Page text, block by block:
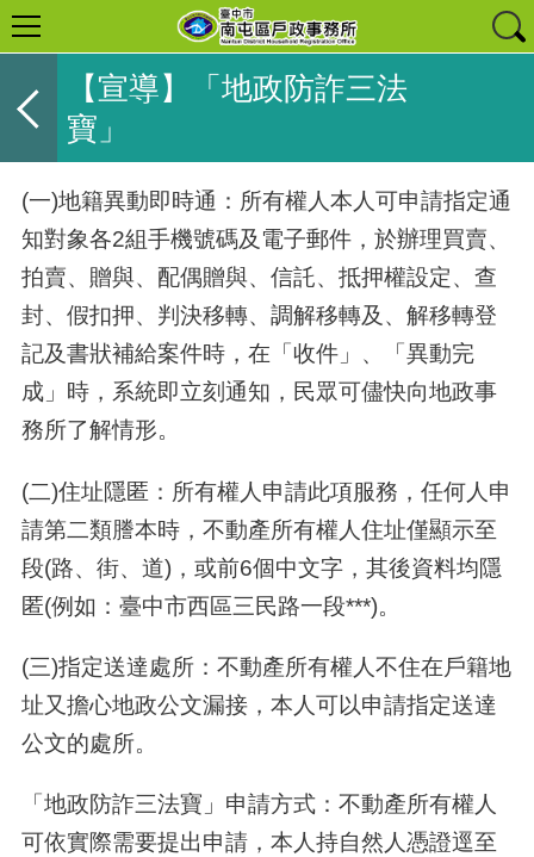
【宣導】「地政防詐三法
寶」
(一)地籍異動即時通：所有權人本人可申請指定通
知對象各2組手機號碼及電子郵件，於辦理買賣、
拍賣、贈與、配偶贈與、信託、抵押權設定、查
封、假扣押、判決移轉、調解移轉及、解移轉登
記及書狀補給案件時，在「收件」、「異動完
成」時，系統即立刻通知，民眾可儘快向地政事
務所了解情形。
(二)住址隱匿：所有權人申請此項服務，任何人申
請第二類謄本時，不動產所有權人住址僅顯示至
段(路、街、道) ，或前6個中文字，其後資料均隱
匿(例如：臺中市西區三民路一段***)。
(三)指定送達處所：不動產所有權人不住在戶籍地
址又擔心地政公文漏接，本人可以申請指定送達
公文的處所。
「地政防詐三法寶」申請方式：不動產所有權人
可依實際需要提出申請，本人持自然人憑證逕至